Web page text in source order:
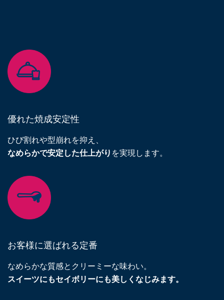
優れた焼成安定性
ひび割れや型崩れを抑え、
なめらかで安定した仕上がり を実現します。
お客様に選ばれる定番
なめらかな質感とクリーミーな味わい。
スイーツにもセイボリーにも美しくなじみます。